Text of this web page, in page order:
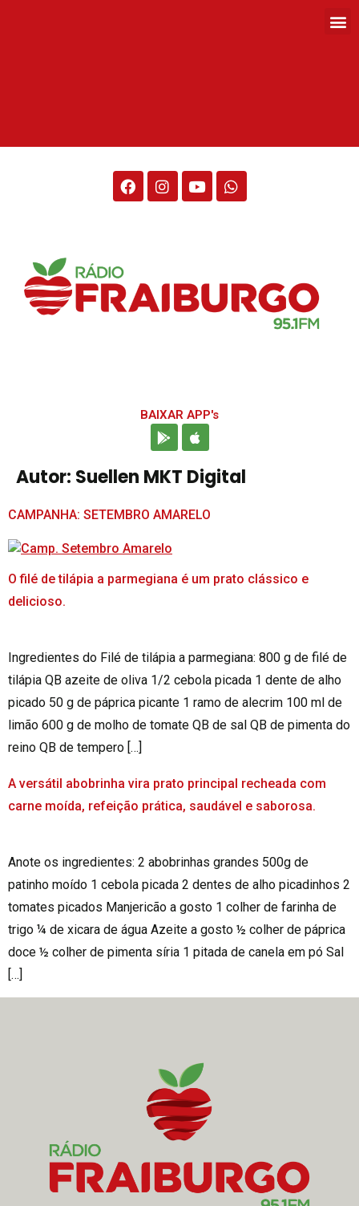
BAIXAR APP's
Autor: Suellen MKT Digital
CAMPANHA: SETEMBRO AMARELO
O filé de tilápia a parmegiana é um prato clássico e
delicioso.
Ingredientes do Filé de tilápia a parmegiana: 800 g de filé de
tilápia QB azeite de oliva 1/2 cebola picada 1 dente de alho
picado 50 g de páprica picante 1 ramo de alecrim 100 ml de
limão 600 g de molho de tomate QB de sal QB de pimenta do
reino QB de tempero […]
A versátil abobrinha vira prato principal recheada com
carne moída, refeição prática, saudável e saborosa.
Anote os ingredientes: 2 abobrinhas grandes 500g de
patinho moído 1 cebola picada 2 dentes de alho picadinhos 2
tomates picados Manjericão a gosto 1 colher de farinha de
trigo ¼ de xicara de água Azeite a gosto ½ colher de páprica
doce ½ colher de pimenta síria 1 pitada de canela em pó Sal
[…]